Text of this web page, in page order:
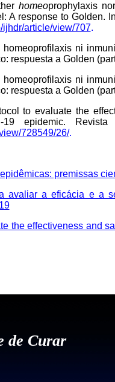
homeoprophylaxis
A response to
ijhdr/article/view/707.
ni
respuesta a Golden
ni
respuesta a Golden
to evaluate the
epidemic.
728549/26/.
premissas
avaliar a eficácia e a
the effectiveness and
de Curar